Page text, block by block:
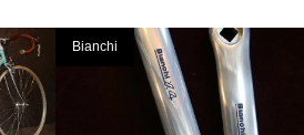
Bianchi